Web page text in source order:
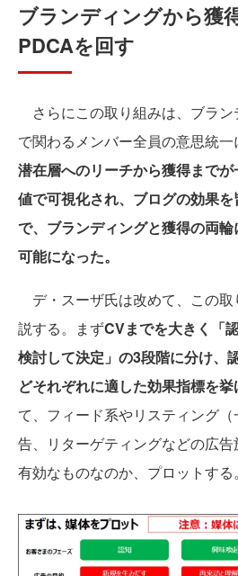
ブランディングから獲
PDCAを回す
さらにこの取り組みは、ブラン
で関わるメンバー全員の意思統一
潜在層へのリーチから獲得まで
値で可視化され、ブログの効果
で、ブランディングと獲得の両
可能になった。
デ・スーザ氏は改めて、この
説する。まずCVまでを大きく「
検討して決定」の3段階に分け、
どそれぞれに適した効果指標を挙
て、フィード系やリスティング
告、リターゲティングなどの広
有効なものなのか、プロットする。